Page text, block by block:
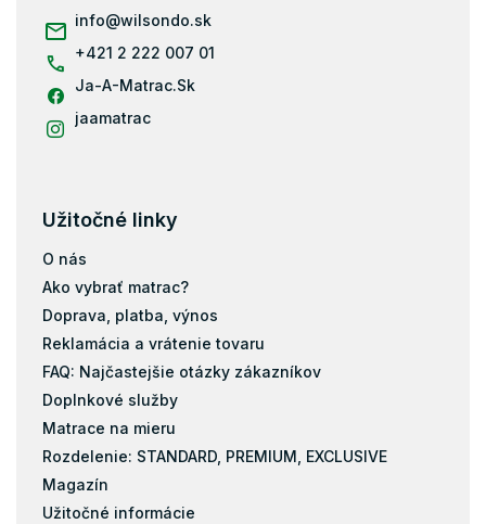
info@wilsondo.sk
+421 2 222 007 01
Ja-A-Matrac.Sk
jaamatrac
Užitočné linky
O nás
Ako vybrať matrac?
Doprava, platba, výnos
Reklamácia a vrátenie tovaru
FAQ: Najčastejšie otázky zákazníkov
Doplnkové služby
Matrace na mieru
Rozdelenie: STANDARD, PREMIUM, EXCLUSIVE
Magazín
Užitočné informácie